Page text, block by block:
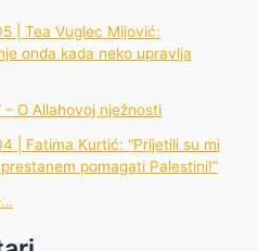
| Tea Vuglec Mijović:
onda kada neko upravlja
– O Allahovoj nježnosti
| Fatima Kurtić: “Prijetili su mi
pomagati Palestini!”